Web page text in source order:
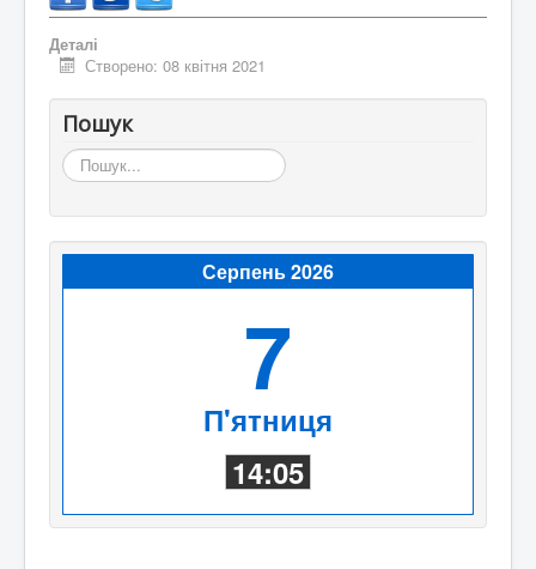
Деталі
Створено: 08 квітня 2021
Пошук
Пошук...
Серпень 2026
7
П'ятниця
14:05